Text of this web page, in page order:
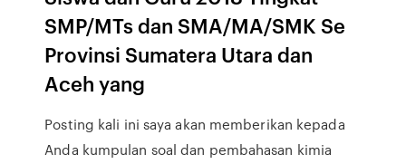
SMP/MTs dan SMA/MA/SMK Se
Provinsi Sumatera Utara dan
Aceh yang
Posting kali ini saya akan memberikan kepada
Anda kumpulan soal dan pembahasan kimia